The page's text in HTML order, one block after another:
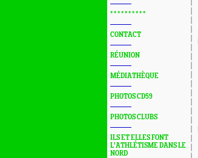
* * * * * * * * * *
CONTACT
RÉUNION
MÉDIATHÈQUE
PHOTOS CD59
PHOTOS CLUBS
ILS ET ELLES FONT
L'ATHLÉTISME DANS LE
NORD